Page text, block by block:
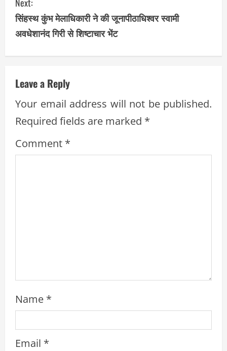
n
t
i
n
u
e
R
e
Next:
सिंहस्थ कुंभ मेलाधिकारी ने की जूनापीठाधिश्वर स्वामी
अवधेशानंद गिरी से शिष्टाचार भेंट
Leave a Reply
Your email address will not be published.
Required fields are marked *
Comment *
Name *
Email *